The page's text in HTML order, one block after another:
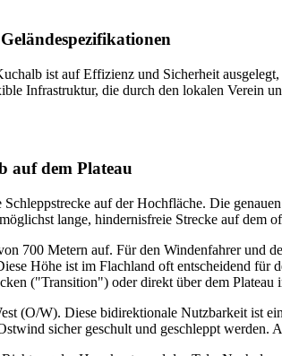
ist auf Effizienz und Sicherheit
Infrastruktur, die durch den lokalen Verein
auf dem Plateau
auf der Hochfläche. Die
lange, hindernisfreie Strecke auf dem
700 Metern auf. Für den Windenfahrer und
Höhe ist im Flachland oft entscheidend
("Transition") oder direkt über dem Plateau
(O/W). Diese bidirektionale Nutzbarkeit ist
sicher geschult und geschleppt werden.